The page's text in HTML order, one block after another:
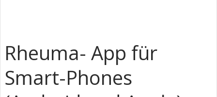
Rheuma- App für
Smart-Phones